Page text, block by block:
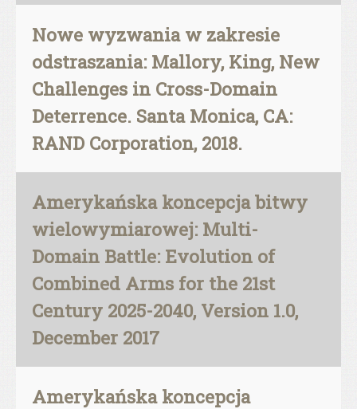
Nowe wyzwania w zakresie
odstraszania: Mallory, King, New
Challenges in Cross-Domain
Deterrence. Santa Monica, CA:
RAND Corporation, 2018.
Amerykańska koncepcja bitwy
wielowymiarowej: Multi-
Domain Battle: Evolution of
Combined Arms for the 21st
Century 2025-2040, Version 1.0,
December 2017
Amerykańska koncepcja